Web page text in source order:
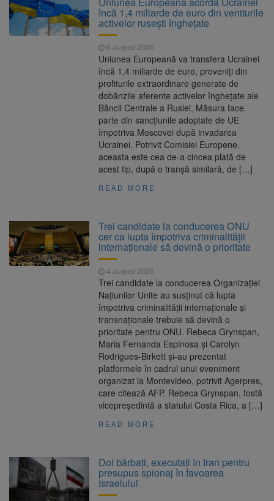
Ormeniș
6 august 2026
AUR a lansat platforma
suspeND.ro pentru urmărirea inițiativei de
Înalta Curte analizează
dosarul lui Călin Georgescu și Horațiu Potra.
Judecătorii decid dacă începe procesul
Strategia națională pentru
biodiversitate 2026-2030, adoptată de Senat.
Proiectul merge la promulgare
încă 1,4 miliarde de euro din veniturile
activelor rusești înghețate
6 august 2026
Uniunea Europeană va transfera Ucrainei
încă 1,4 miliarde de euro, proveniți din
profiturile extraordinare generate de
dobânzile aferente activelor înghețate ale
Băncii Centrale a Rusiei. Măsura face
parte din sancțiunile adoptate de UE
împotriva Moscovei după invadarea
Ucrainei. Potrivit Comisiei Europene,
aceasta este cea de-a cincea plată de
acest tip, după o tranșă similară, de […]
READ MORE
Trei candidate la conducerea ONU
cer ca lupta împotriva criminalității
internaționale să devină o prioritate
4 august 2026
Trei candidate la conducerea Organizației
Națiunilor Unite au susținut că lupta
împotriva criminalității internaționale și
transnaționale trebuie să devină o
prioritate pentru ONU. Rebeca Grynspan,
Maria Fernanda Espinosa și Carolyn
Rodrigues-Birkett și-au prezentat
platformele în cadrul unui eveniment
organizat la Montevideo, potrivit Agerpres,
care citează AFP. Rebeca Grynspan, fostă
vicepreședintă a statului Costa Rica, a […]
READ MORE
Doi bărbați, executați în Iran pentru
presupus spionaj în favoarea
Israelului